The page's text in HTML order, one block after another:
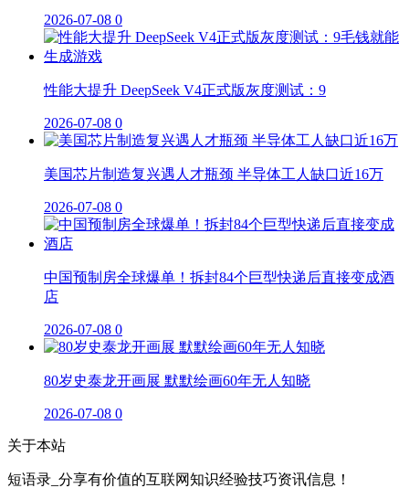
2026-07-08 0
性能大提升 DeepSeek V4正式版灰度测试：9
2026-07-08 0
美国芯片制造复兴遇人才瓶颈 半导体工人缺口近16万
2026-07-08 0
中国预制房全球爆单！拆封84个巨型快递后直接变成酒
店
2026-07-08 0
80岁史泰龙开画展 默默绘画60年无人知晓
2026-07-08 0
关于本站
短语录_分享有价值的互联网知识经验技巧资讯信息！